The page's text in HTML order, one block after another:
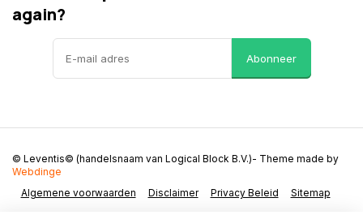
again?
Abonneer
Algemene voorwaarden Disclaimer Privacy Beleid Sitemap
© Leventis© (handelsnaam van Logical Block B.V.)- Theme made by
Webdinge